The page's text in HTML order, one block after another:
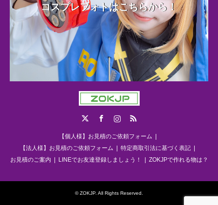
コスプレフォトはこちらから！
RSS
【個人様】お見積のご依頼フォーム
【法人様】お見積のご依頼フォーム
特定商取引法に基づく表記
お見積のご案内
LINEでお友達登録しましょう！ ZOKJPで作れる物は？
©ZOKJP. All Rights Reserved.